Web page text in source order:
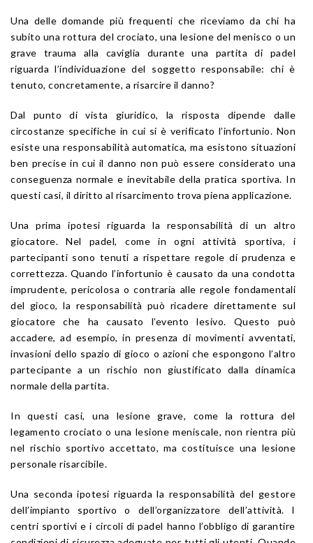
Una delle domande più frequenti che riceviamo da chi ha
subito una rottura del crociato, una lesione del menisco o un
grave trauma alla caviglia durante una partita di padel
riguarda l’individuazione del soggetto responsabile: chi è
tenuto, concretamente, a risarcire il danno?
Dal punto di vista giuridico, la risposta dipende dalle
circostanze specifiche in cui si è verificato l’infortunio. Non
esiste una responsabilità automatica, ma esistono situazioni
ben precise in cui il danno non può essere considerato una
conseguenza normale e inevitabile della pratica sportiva. In
questi casi, il diritto al risarcimento trova piena applicazione.
Una prima ipotesi riguarda la responsabilità di un altro
giocatore. Nel padel, come in ogni attività sportiva, i
partecipanti sono tenuti a rispettare regole di prudenza e
correttezza. Quando l’infortunio è causato da una condotta
imprudente, pericolosa o contraria alle regole fondamentali
del gioco, la responsabilità può ricadere direttamente sul
giocatore che ha causato l’evento lesivo. Questo può
accadere, ad esempio, in presenza di movimenti avventati,
invasioni dello spazio di gioco o azioni che espongono l’altro
partecipante a un rischio non giustificato dalla dinamica
normale della partita.
In questi casi, una lesione grave, come la rottura del
legamento crociato o una lesione meniscale, non rientra più
nel rischio sportivo accettato, ma costituisce una lesione
personale risarcibile.
Una seconda ipotesi riguarda la responsabilità del gestore
dell’impianto sportivo o dell’organizzatore dell’attività. I
centri sportivi e i circoli di padel hanno l’obbligo di garantire